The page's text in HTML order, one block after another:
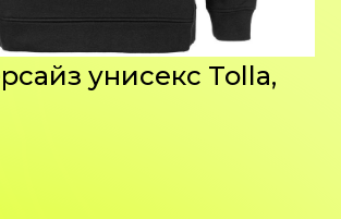
унисекс Tolla,